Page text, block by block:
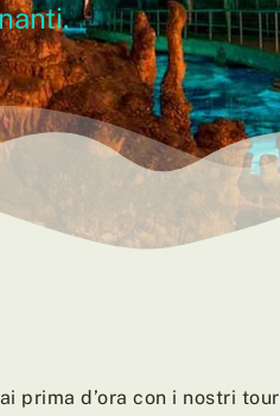
prima d’ora con i nostri tour